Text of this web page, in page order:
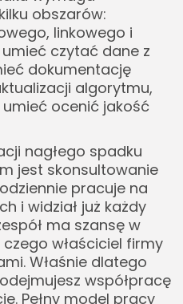
obszarów:
linkowego i
czytać dane z
dokumentację
algorytmu,
ocenić jakość
nagłego spadku
jest skonsultowanie
pracuje na
i widział już każdy
ma szansę w
właściciel firmy
Właśnie dlatego
współpracę
Pełny model pracy